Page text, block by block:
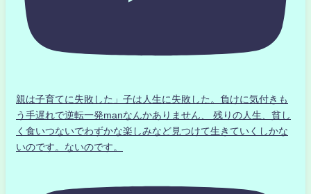
親は子育てに失敗した」子は人生に失敗した。負けに気付きも
う手遅れで逆転一発manなんかありません、 残りの人生、貧し
く食いつないでわずかな楽しみなど見つけて生きていくしかな
いのです。ないのです。